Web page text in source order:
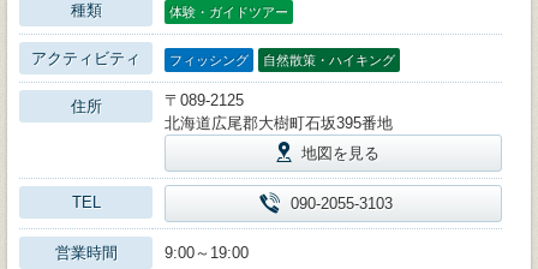
種類 体験・ガイドツアー
アクティビティ フィッシング 自然散策・ハイキング
住所
〒089-2125
北海道広尾郡大樹町石坂395番地
地図を見る
TEL 090-2055-3103
営業時間 9:00～19:00